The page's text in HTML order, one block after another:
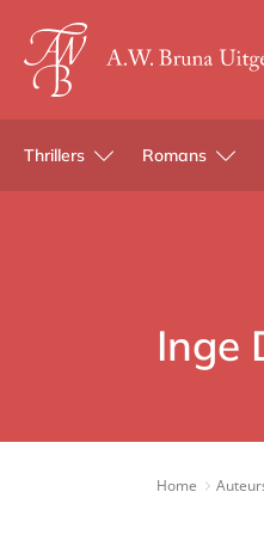
Thrillers Romans
Inge
Home